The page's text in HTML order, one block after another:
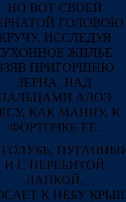
НО ВОТ СВОЕЙ
ГОЛОВОЮ
ИССЛЕДУЯ
ЖИЛЬЕ.
ПРИГОРШНЮ
ЗЕРНА, НАД
АЛОЭ
КАК МАННУ, К
ФОРТОЧКЕ ЕЕ.
И С ПЕРЕБИТОЙ
ЛАПКОЙ,
К НЕБУ